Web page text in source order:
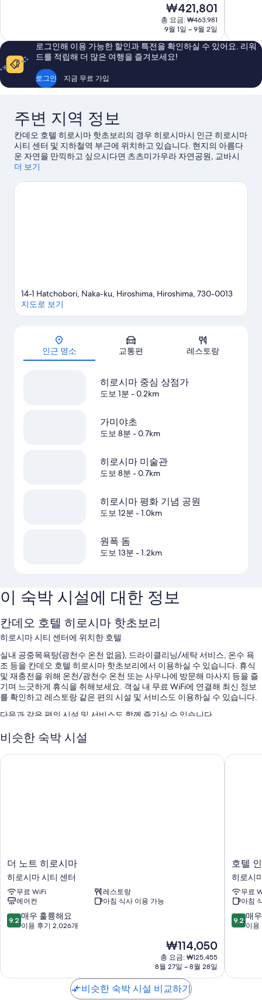
9.6
점,
최
고
예
요,
현
재
요
₩421,801
₩421,801
총 요금: ₩463,981
9월 1일 ~ 9월 2일
9.2
점,
매
후
기
1,392
로그인해 이용 가능한 할인과 특전을 확인하실 수 있어요. 리워
드를 적립해 더 많은 여행을 즐겨보세요!
로그인 지금 무료 가입
주변 지역 정보
칸데오 호텔 히로시마 핫초보리의 경우 히로시마시 인근 히로시마
시티 센터 및 지하철역 부근에 위치하고 있습니다. 현지의 아름다
운 자연을 만끽하고 싶으시다면 츠츠미가우라 자연공원, 교바시
강에 가보세요. 슈케이엔, 히로시마 어린이 문화과학관 및 도서관
시마 현립 종합 체육관, 히로시마 그린 경기장도 놓치지 마세요.
히
더 보기
지도
14-1 Hatchobori, Naka-ku, Hiroshima, Hiroshima, 730-0013
지도로 보기
인근 명소 교통편 레스토랑
히로시마 중심 상점가
도보 1분 - 0.2km
가미야초
도보 8분 - 0.7km
히로시마 미술관
도보 8분 - 0.7km
히로시마 평화 기념 공원
도보 12분 - 1.0km
원폭 돔
도보 13분 - 1.2km
이 숙박 시설에 대한 정보
칸데오 호텔 히로시마 핫초보리
히로시마 시티 센터에 위치한 호텔
실내 공중목욕탕(광천수 온천 없음), 드라이클리닝/세탁 서비스, 온수 욕
조 등을 칸데오 호텔 히로시마 핫초보리에서 이용하실 수 있습니다. 휴식
및 재충전을 위해 온천/광천수 온천 또는 사우나에 방문해 마사지 등을 즐
기며 느긋하게 휴식을 취해보세요. 객실 내 무료 WiFi에 연결해 최신 정보
를 확인하고 레스토랑 같은 편의 시설 및 서비스도 이용하실 수 있습니다.
다음과 같은 편의 시설 및 서비스도 함께 즐기실 수 있습니다.
뷔페 아침 식사(요금 별도), 자판기 및 짐 보관
이용 후기에 따르면 고객들은 아침 식사, 직원의 친절함, 도보 이동이
또한, 다음과 같은 편의 시설 및 서비스를 이용하실 수 있습니다.
욕실 - 비데 및 샤워기/욕조 결합 이용 가능
옷장 또는 벽장, 냉장고 및 전기 주전자
비슷한 숙박 시설
더
노
트
히
로
시
마
시
더 노트 히로시마
히로시마 시티 센터
무료 WiFi
레스토랑
에어컨
아침 식사 이용 가능
10
점
점,
9.2 매우 훌륭해요
이용 후기 2,026개
현
재
요
₩114,050
₩114,050
총 요금: ₩125,455
8월 27일 ~ 8월 28일
더 노트 히로시마
호
텔
인
터
게
이
트
히
호텔
히로시
무료
아침
10
점
점,
9.2 매
이용
호텔 인
비슷한 숙박 시설 비교하기